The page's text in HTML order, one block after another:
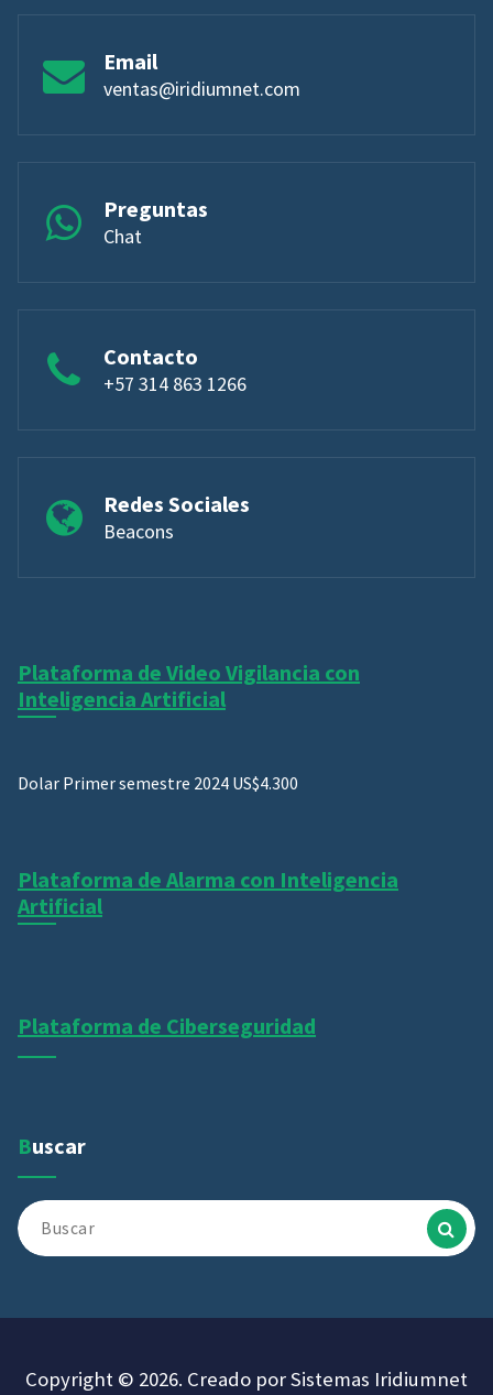
Email
ventas@iridiumnet.com
Preguntas
Chat
Contacto
+57 314 863 1266
Redes Sociales
Beacons
Plataforma de Video Vigilancia con
Inteligencia Artificial
Dolar Primer semestre 2024 US$4.300
Plataforma de Alarma con Inteligencia
Artificial
Plataforma de Ciberseguridad
Buscar
Buscar:
Copyright © 2026. Creado por Sistemas Iridiumnet